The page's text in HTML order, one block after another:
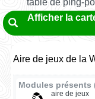
table de ping-
Afficher la
Aire de jeux de la
Modules présents
aire de jeux